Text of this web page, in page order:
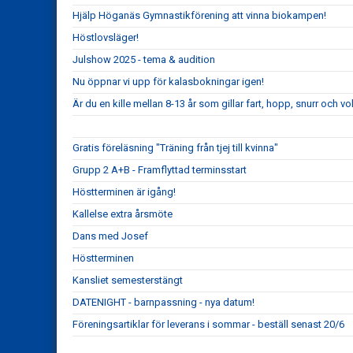
Hjälp Höganäs Gymnastikförening att vinna biokampen!
Höstlovsläger!
Julshow 2025 - tema & audition
Nu öppnar vi upp för kalasbokningar igen!
Är du en kille mellan 8-13 år som gillar fart, hopp, snurr och
Gratis föreläsning "Träning från tjej till kvinna"
Grupp 2 A+B - Framflyttad terminsstart
Höstterminen är igång!
Kallelse extra årsmöte
Dans med Josef
Höstterminen
Kansliet semesterstängt
DATENIGHT - barnpassning - nya datum!
Föreningsartiklar för leverans i sommar - beställ senast 20/6